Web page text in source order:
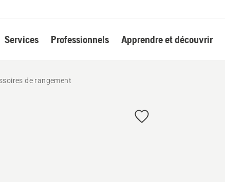
Services Professionnels Apprendre et découvrir
de rangement